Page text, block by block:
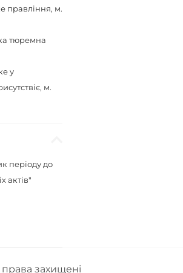
правління, м.
тюремна
у
м.
періоду до
актів"
права захищені